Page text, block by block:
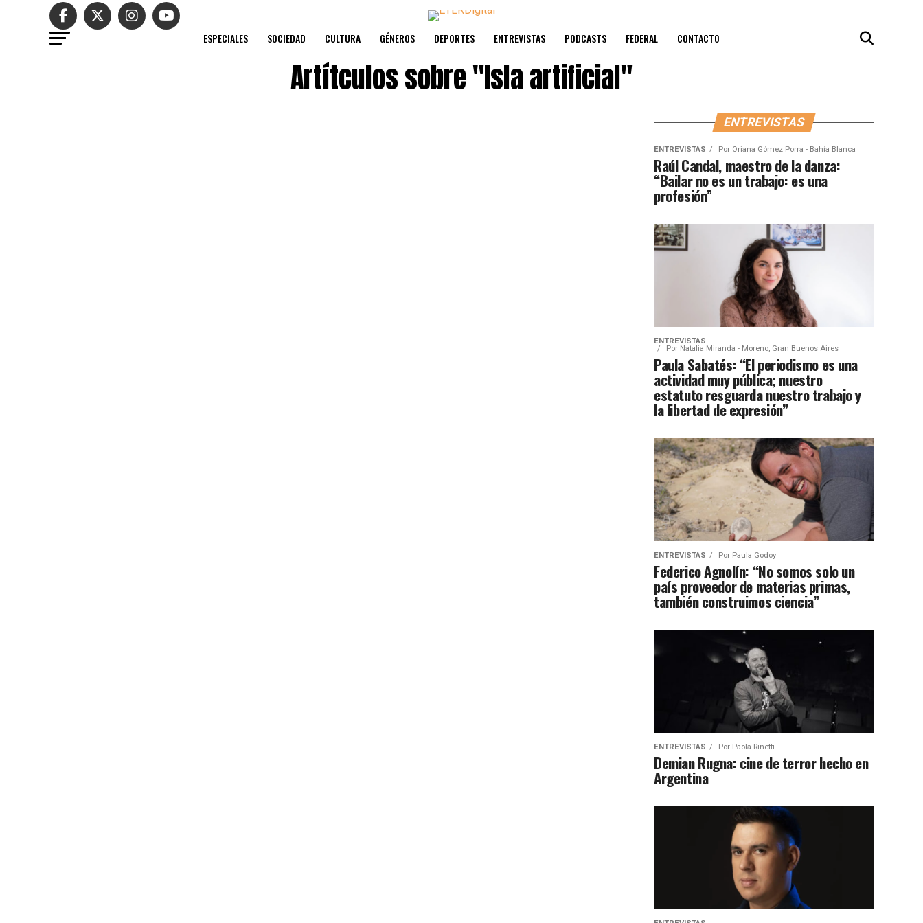
ESPECIALES SOCIEDAD CULTURA GÉNEROS DEPORTES ENTREVISTAS PODCASTS FEDERAL CONTACTO
Artítculos sobre"Isla artificial"
ENTREVISTAS
ENTREVISTAS Por Oriana Gómez Porra - Bahía Blanca
Raúl Candal, maestro de la danza:
“Bailar no es un trabajo: es una
profesión”
ENTREVISTAS
Por Natalia Miranda - Moreno, Gran Buenos Aires
Paula Sabatés: “El periodismo es una
actividad muy pública; nuestro
estatuto resguarda nuestro trabajo y
la libertad de expresión”
ENTREVISTAS Por Paula Godoy
Federico Agnolín: “No somos solo un
país proveedor de materias primas,
también construimos ciencia”
ENTREVISTAS Por Paola Rinetti
Demian Rugna: cine de terror hecho en
Argentina